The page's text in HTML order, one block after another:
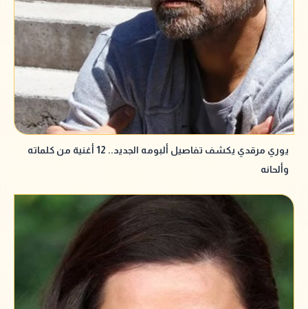
يوري مرقدي يكشف تفاصيل ألبومه الجديد.. 12 أغنية من كلماته
وألحانه